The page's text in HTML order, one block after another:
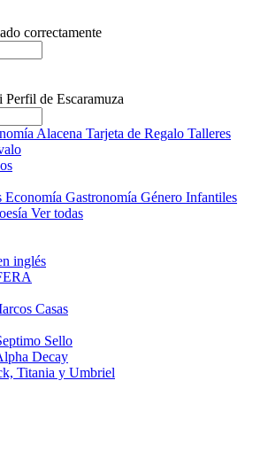
correctamente
Alacena Tarjeta de Regalo Talleres
Economía Gastronomía Género Infantiles
Ver todas
inglés
Casas
Sello
Decay
Titania y Umbriel